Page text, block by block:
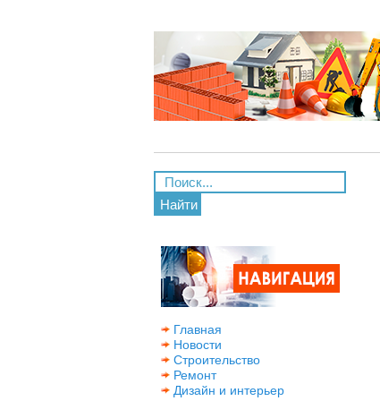
Найти
Главная
Новости
Строительство
Ремонт
Дизайн и интерьер